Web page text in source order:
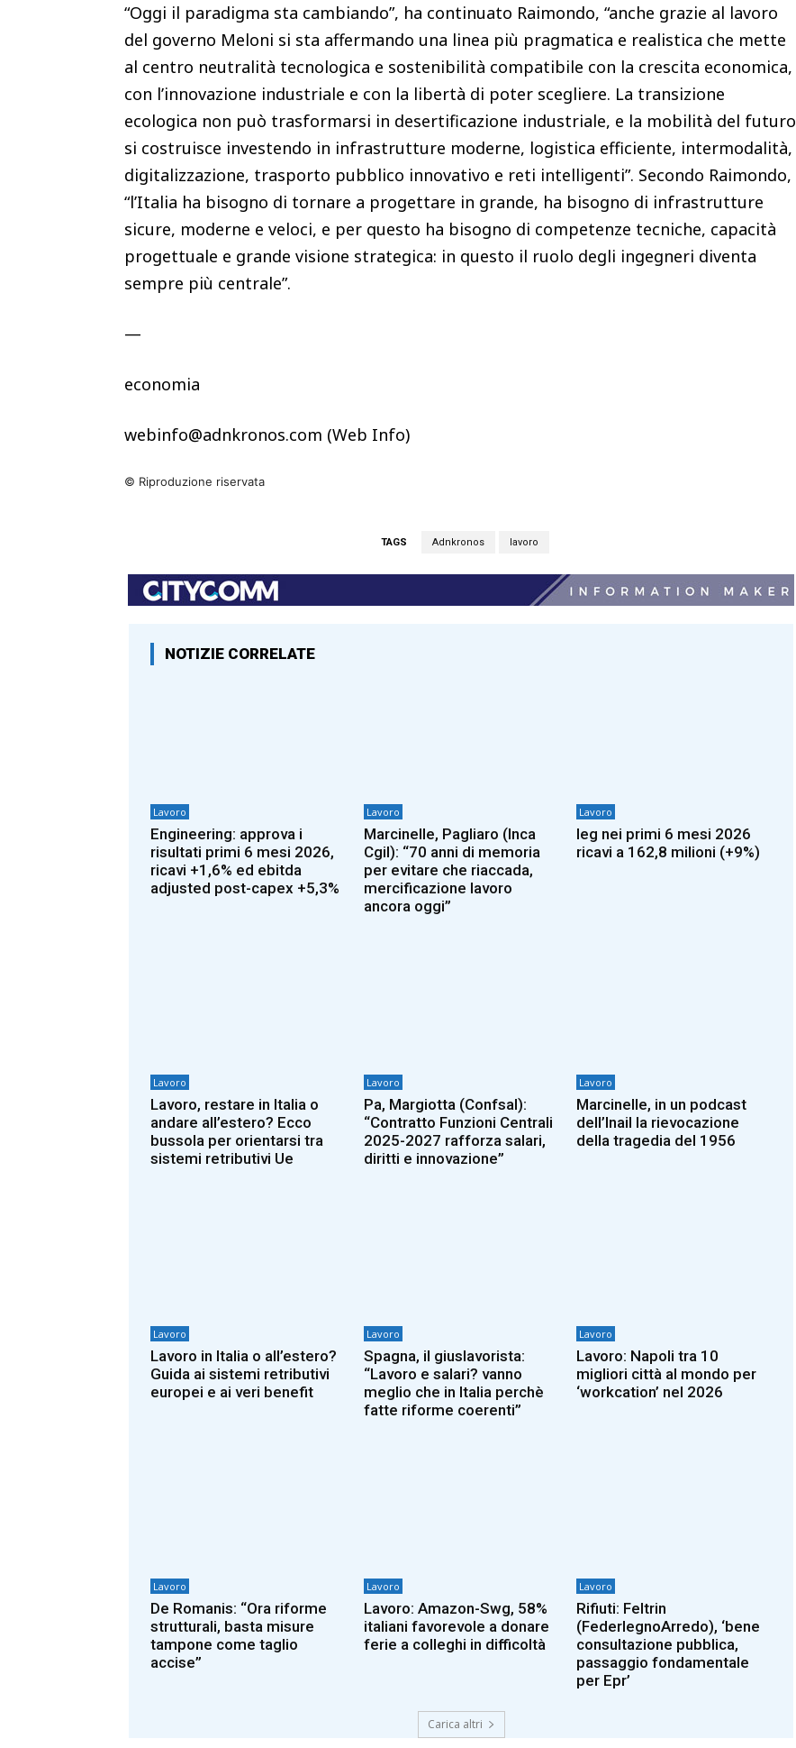
“Oggi il paradigma sta cambiando”, ha continuato Raimondo, “anche grazie al lavoro
del governo Meloni si sta affermando una linea più pragmatica e realistica che mette
al centro neutralità tecnologica e sostenibilità compatibile con la crescita economica,
con l’innovazione industriale e con la libertà di poter scegliere. La transizione
ecologica non può trasformarsi in desertificazione industriale, e la mobilità del futuro
si costruisce investendo in infrastrutture moderne, logistica efficiente, intermodalità,
digitalizzazione, trasporto pubblico innovativo e reti intelligenti”. Secondo Raimondo,
“l’Italia ha bisogno di tornare a progettare in grande, ha bisogno di infrastrutture
sicure, moderne e veloci, e per questo ha bisogno di competenze tecniche, capacità
progettuale e grande visione strategica: in questo il ruolo degli ingegneri diventa
sempre più centrale”.
—
economia
webinfo@adnkronos.com (Web Info)
© Riproduzione riservata
TAGS Adnkronos lavoro
NOTIZIE CORRELATE
Lavoro
Engineering: approva i
risultati primi 6 mesi 2026,
ricavi +1,6% ed ebitda
adjusted post-capex +5,3%
Lavoro
Marcinelle, Pagliaro (Inca
Cgil): “70 anni di memoria
per evitare che riaccada,
mercificazione lavoro
ancora oggi”
Lavoro
Ieg nei primi 6 mesi 2026
ricavi a 162,8 milioni (+9%)
Lavoro
Lavoro, restare in Italia o
andare all’estero? Ecco
bussola per orientarsi tra
sistemi retributivi Ue
Lavoro
Pa, Margiotta (Confsal):
“Contratto Funzioni Centrali
2025-2027 rafforza salari,
diritti e innovazione”
Lavoro
Marcinelle, in un podcast
dell’Inail la rievocazione
della tragedia del 1956
Lavoro
Lavoro in Italia o all’estero?
Guida ai sistemi retributivi
europei e ai veri benefit
Lavoro
Spagna, il giuslavorista:
“Lavoro e salari? vanno
meglio che in Italia perchè
fatte riforme coerenti”
Lavoro
Lavoro: Napoli tra 10
migliori città al mondo per
‘workcation’ nel 2026
Lavoro
De Romanis: “Ora riforme
strutturali, basta misure
tampone come taglio
accise”
Lavoro
Lavoro: Amazon-Swg, 58%
italiani favorevole a donare
ferie a colleghi in difficoltà
Lavoro
Rifiuti: Feltrin
(FederlegnoArredo), ‘bene
consultazione pubblica,
passaggio fondamentale
per Epr’
Carica altri